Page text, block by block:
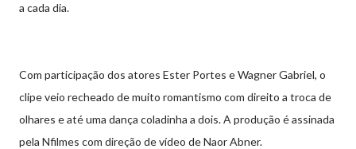
a cada dia.
Com participação dos atores Ester Portes e Wagner Gabriel, o
clipe veio recheado de muito romantismo com direito a troca de
olhares e até uma dança coladinha a dois. A produção é assinada
pela Nfilmes com direção de vídeo de Naor Abner.